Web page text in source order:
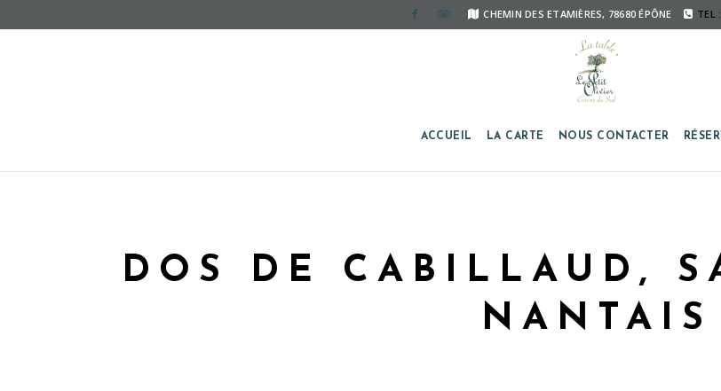
CHEMIN DES ETAMIÈRES, 78680 ÉPÔNE TEL
ACCUEIL LA CARTE NOUS CONTACTER
DOS DE CABILLAUD,
NANTAIS